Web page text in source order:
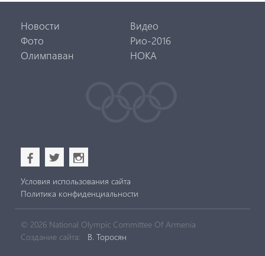
Новости
Видео
Фото
Рио-2016
Олимпаван
НОКА
b a x
Условия использования сайта
Политика конфиденциальности
© 2026 National Olympic Committee Of Armenia
Создание сайта: В. Торосян